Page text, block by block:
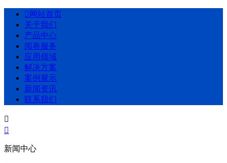
 网站首页
关于我们
产品中心
阅卷服务
应用领域
解决方案
案例展示
新闻资讯
联系我们


新闻中心